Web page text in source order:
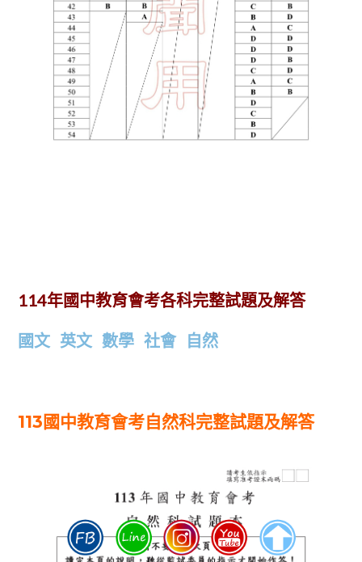
114年國中教育會考各科完整試題及解答
國文 英文 數學 社會 自然
113國中教育會考自然科完整試題及解答